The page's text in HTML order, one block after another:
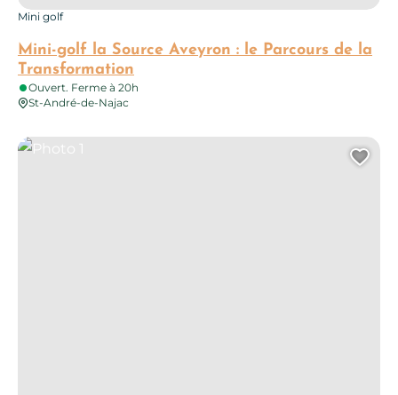
Mini-golf la Source Aveyron : le Parcours de la
Transformation
Mini golf
Ouvert. Ferme à 20h
St-André-de-Najac
Photo 1